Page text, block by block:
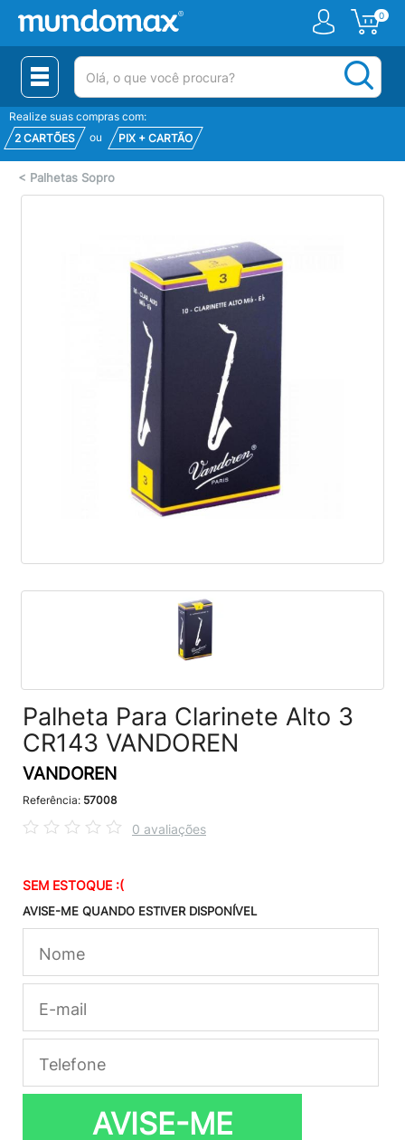
0
(pesquisar)
Realize suas compras com:
2 CARTÕES
ou PIX + CARTÃO
< Palhetas Sopro
Palheta Para Clarinete Alto 3
CR143 VANDOREN
VANDOREN
Referência: 57008
0 avaliações
SEM ESTOQUE :(
AVISE-ME QUANDO ESTIVER DISPONÍVEL
AVISE-ME